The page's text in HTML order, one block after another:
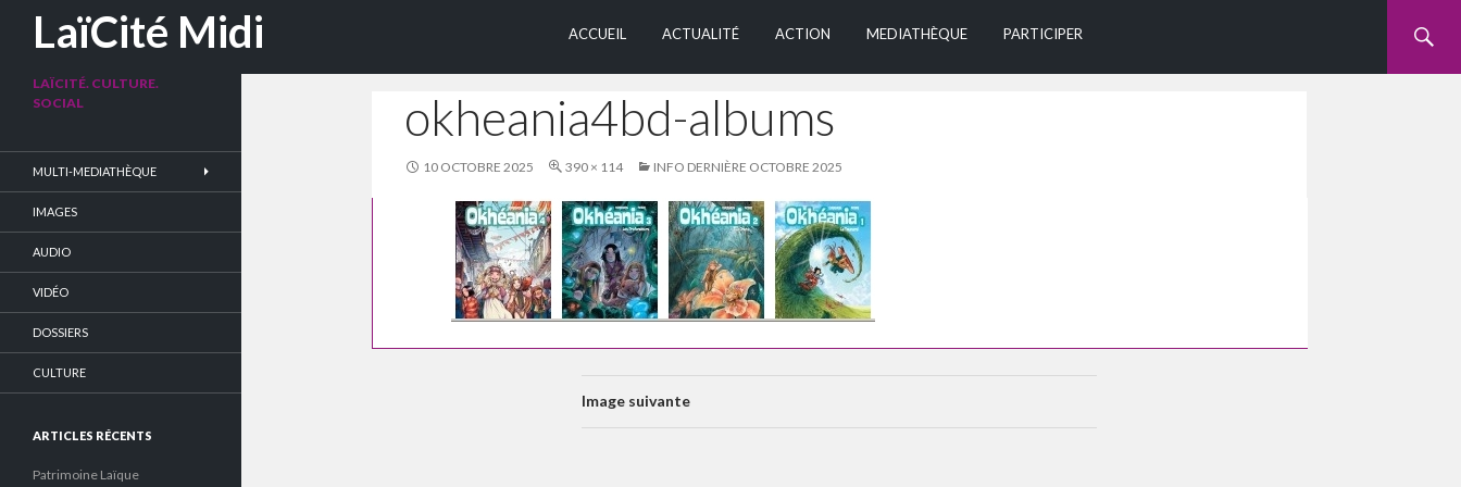
LaïCité Midi
Recherche
ACCUEIL
ACTUALITÉ ACTION MEDIATHÈQUE PARTICIPER
okheania4bd-albums
10 OCTOBRE 2025 390 × 114 INFO DERNIÈRE OCTOBRE 2025
Image suivante
LAÏCITÉ. CULTURE.
SOCIAL
MULTI-MEDIATHÈQUE
IMAGES
AUDIO
VIDÉO
DOSSIERS
CULTURE
ARTICLES RÉCENTS
Patrimoine Laïque